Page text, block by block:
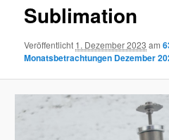
Sublimation
Veröffentlicht 1. Dezember 2023 am
Monatsbetrachtungen Dezember